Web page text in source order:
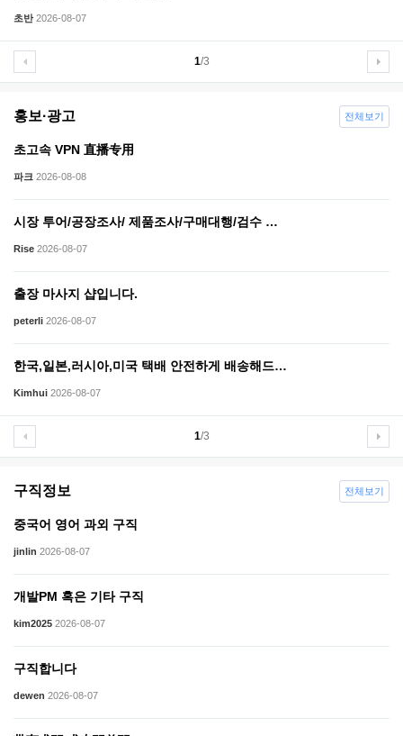
초반 2026-08-07
1/3
홍보·광고
초고속 VPN 直播专用
파크 2026-08-08
시장 투어/공장조사/ 제품조사/구매대행/검수 …
Rise 2026-08-07
출장 마사지 샵입니다.
peterli 2026-08-07
한국,일본,러시아,미국 택배 안전하게 배송해드…
Kimhui 2026-08-07
1/3
전체보기
구직정보
중국어 영어 과외 구직
jinlin 2026-08-07
개발PM 혹은 기타 구직
kim2025 2026-08-07
구직합니다
dewen 2026-08-07
전체보기